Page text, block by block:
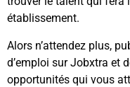
établissement.
Alors n’attendez plus,
d’emploi sur Jobxtra et
opportunités qui vous